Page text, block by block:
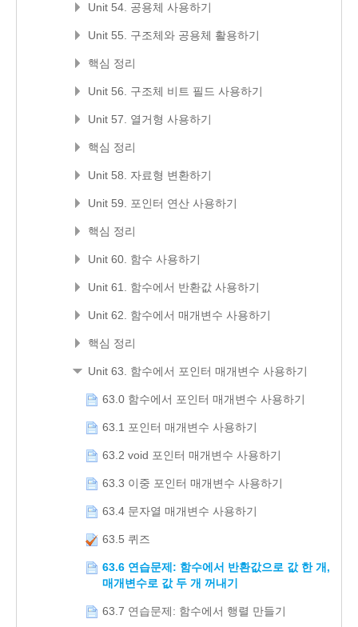
Unit 54. 공용체 사용하기
Unit 55. 구조체와 공용체 활용하기
핵심 정리
Unit 56. 구조체 비트 필드 사용하기
Unit 57. 열거형 사용하기
핵심 정리
Unit 58. 자료형 변환하기
Unit 59. 포인터 연산 사용하기
핵심 정리
Unit 60. 함수 사용하기
Unit 61. 함수에서 반환값 사용하기
Unit 62. 함수에서 매개변수 사용하기
핵심 정리
Unit 63. 함수에서 포인터 매개변수 사용하기
63.0 함수에서 포인터 매개변수 사용하기
63.1 포인터 매개변수 사용하기
63.2 void 포인터 매개변수 사용하기
63.3 이중 포인터 매개변수 사용하기
63.4 문자열 매개변수 사용하기
63.5 퀴즈
63.6 연습문제: 함수에서 반환값으로 값 한 개,
매개변수로 값 두 개 꺼내기
63.7 연습문제: 함수에서 행렬 만들기